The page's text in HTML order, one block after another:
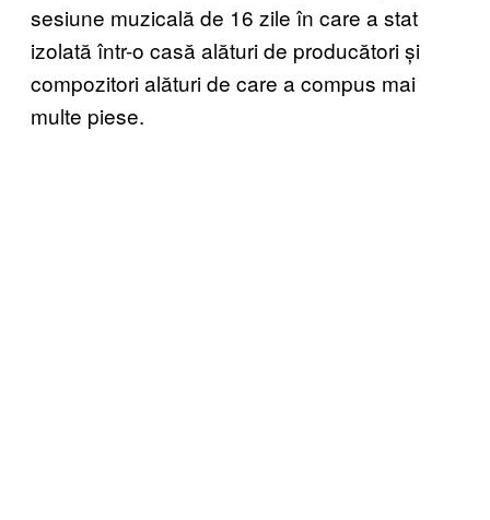
sesiune muzicală de 16 zile în care a stat
izolată într-o casă alături de producători și
compozitori alături de care a compus mai
multe piese.